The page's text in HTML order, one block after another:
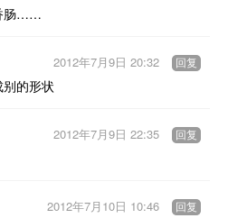
肠……
的形状
2012年7月9日 20:32 回复
2012年7月9日 22:35 回复
2012年7月10日 10:46 回复